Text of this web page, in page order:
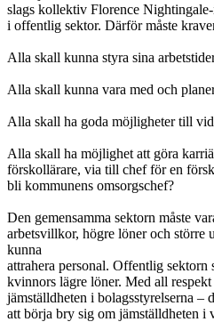
slags kollektiv Florence
i offentlig sektor. Därför måste
Alla skall kunna styra sina
Alla skall kunna vara med och
Alla skall ha goda möjligheter till
Alla skall ha möjlighet att göra
förskollärare, via till chef för en
bli kommunens omsorgschef?
Den gemensamma sektorn måste
arbetsvillkor, högre löner och större
kunna
attrahera personal. Offentlig sektorn
kvinnors lägre löner. Med all
jämställdheten i bolagsstyrelserna –
att börja bry sig om jämställdheten i